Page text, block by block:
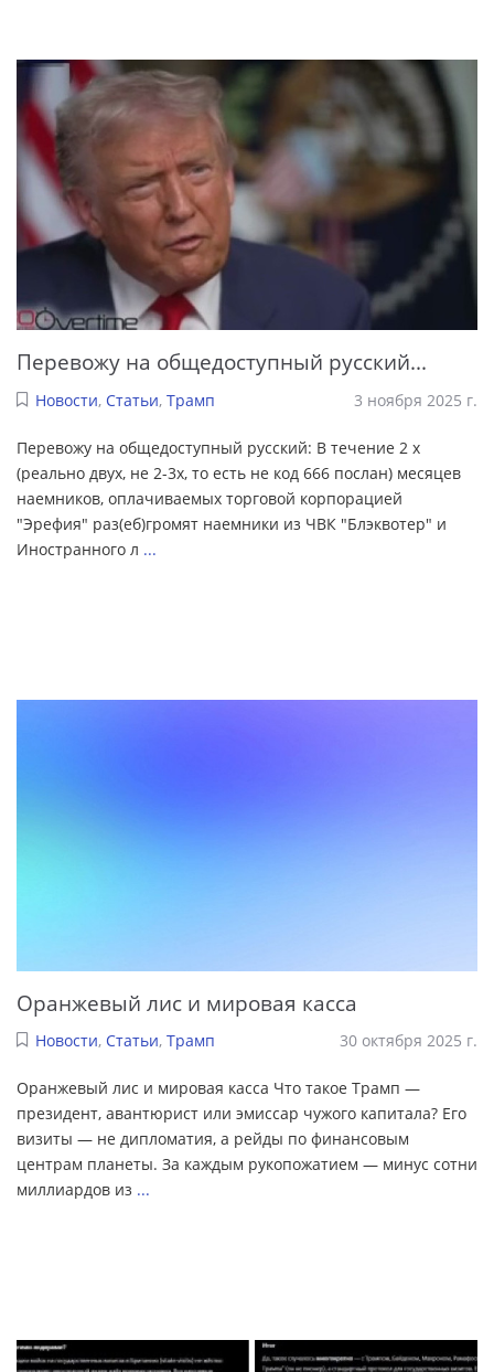
Перевожу на общедоступный русский...
Новости, Статьи, Трамп 3 ноября 2025 г.
Перевожу на общедоступный русский: В течение 2 х
(реально двух, не 2-3х, то есть не код 666 послан) месяцев
наемников, оплачиваемых торговой корпорацией
"Эрефия" раз(еб)громят наемники из ЧВК "Блэквотер" и
Иностранного л ...
Оранжевый лис и мировая касса
Новости, Статьи, Трамп 30 октября 2025 г.
Оранжевый лис и мировая касса Что такое Трамп —
президент, авантюрист или эмиссар чужого капитала? Его
визиты — не дипломатия, а рейды по финансовым
центрам планеты. За каждым рукопожатием — минус сотни
миллиардов из ...